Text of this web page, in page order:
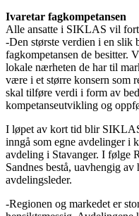
Ivaretar fagkompetansen
Alle ansatte i SIKLAS vil
-Den største verdien i en slik
fagkompetansen de besitter.
lokale nærheten de har til
være i et større konsern som
skal tilføre verdi i form av
kompetanseutvikling og
I løpet av kort tid blir
inngå som egne avdelinger i
avdeling i Stavanger. I følge
Sandnes bestå, uavhengig
avdelingsleder.
-Regionen og markedet er